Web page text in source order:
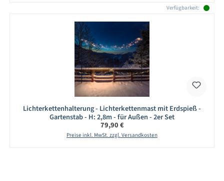
Verfügbarkeit:
Lichterkettenhalterung - Lichterkettenmast mit Erdspieß -
Gartenstab - H: 2,8m - für Außen - 2er Set
Regulärer Preis:
79,90 €
Preise inkl. MwSt. zzgl. Versandkosten